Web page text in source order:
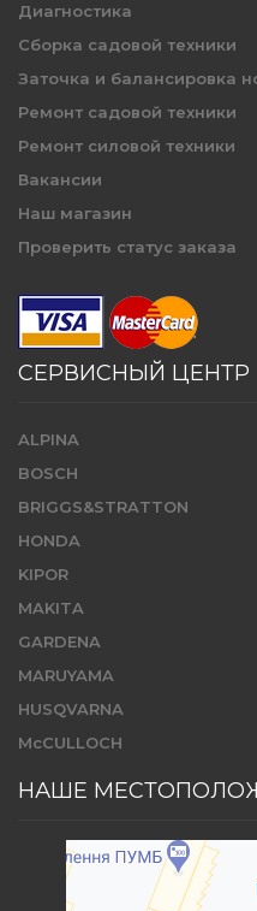
Диагностика
Сборка садовой техники
Заточка и балансировка
Ремонт садовой техники
Ремонт силовой техники
Вакансии
Наш магазин
Проверить статус заказа
СЕРВИСНЫЙ ЦЕНТР
ALPINA
BOSCH
BRIGGS&STRATTON
HONDA
KIPOR
MAKITA
GARDENA
MARUYAMA
HUSQVARNA
McCULLOCH
НАШЕ